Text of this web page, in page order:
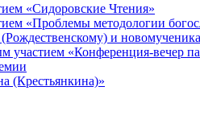
«Сидоровские Чтения»
«Проблемы методологии
и
участием «Конференция-
(Крестьянкина)»